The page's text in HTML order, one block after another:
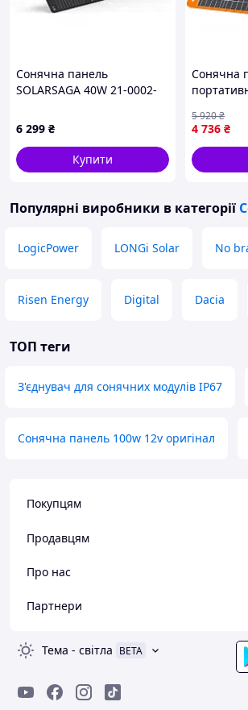
Сонячна панель
SOLARSAGA 40W 21-0002-
6 299 ₴
Купити
Сонячна
Black Epik
4 736 ₴
5 920₴
Популярні виробники в категорії
LogicPower LONGi Solar No
Risen Energy Digital Dacia
ТОП теги
З'єднувач для сонячних модулів IP67
Сонячна панель 100w 12v оригінал
Покупцям
Продавцям
Про нас
Партнери
Тема - світла BETA